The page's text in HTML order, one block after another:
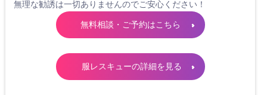
無理な勧誘は一切ありませんのでご安心ください！
無料相談・ご予約はこちら
服レスキューの詳細を見る